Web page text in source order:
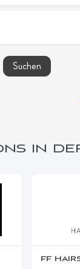
Suchen
IN
FF